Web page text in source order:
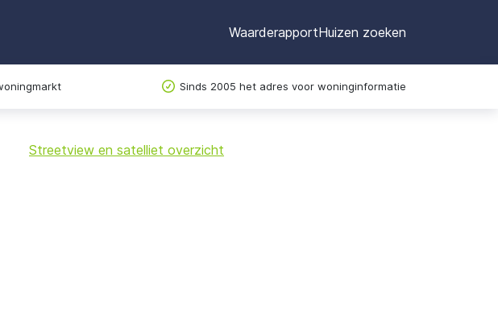
WaarderapportHuizen zoeken
Sinds 2005 het adres voor woninginformatie
+
Streetview en satelliet overzicht